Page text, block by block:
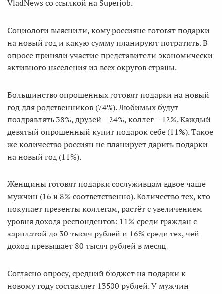
VladNews со ссылкой на Superjob.
Социологи выяснили, кому россияне готовят подарки
на новый год и какую сумму планируют потратить. В
опросе приняли участие представители экономически
активного населения из всех округов страны.
Большинство опрошенных готовят подарки на новый
год для родственников (74%). Любимых будут
поздравлять 38%, друзей – 24%, коллег – 12%. Каждый
девятый опрошенный купит подарок себе (11%). Такое
же количество россиян не планирует дарить подарки
на новый год (11%).
Женщины готовят подарки сослуживцам вдвое чаще
мужчин (16 и 8% соответственно). Количество тех, кто
покупает презенты коллегам, растёт с увеличением
уровня дохода респондентов: 11% среди граждан с
зарплатой до 30 тысяч рублей и 16% среди тех, чей
доход превышает 80 тысяч рублей в месяц.
Согласно опросу, средний бюджет на подарки к
новому году составляет 13500 рублей. У мужчин